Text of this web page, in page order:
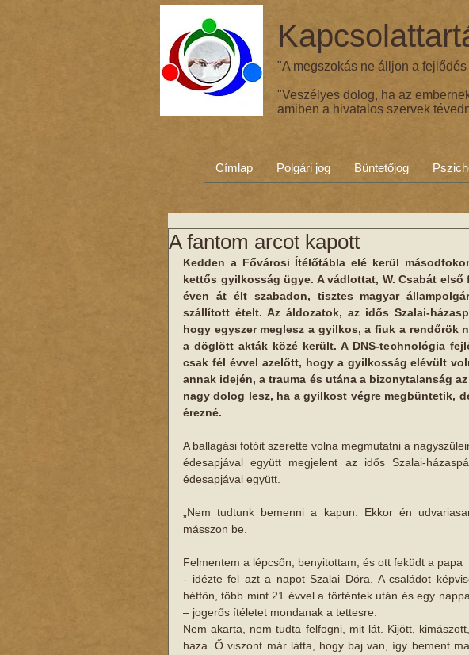
"A megszokás ne álljon a
"Veszélyes dolog, ha az
amiben a hivatalos szervek
Címlap Polgári jog Büntetőjog
A fantom arcot kapott
Kedden a Fővárosi Ítélőtábla elé kerül
kettős gyilkosság ügye. A vádlottat, W. Csabát
éven át élt szabadon, tisztes magyar
szállított ételt. Az áldozatok, az idős Szalai-
hogy egyszer meglesz a gyilkos, a fiuk a rendőrök
a döglött akták közé került. A DNS-technológia
csak fél évvel azelőtt, hogy a gyilkosság elévült
annak idején, a trauma és utána a bizonytalanság
nagy dolog lesz, ha a gyilkost végre megbüntetik,
érezné.
A ballagási fotóit szerette volna megmutatni a
édesapjával együtt megjelent az idős Szalai-
édesapjával együtt.
„Nem tudtunk bemenni a kapun. Ekkor én
másszon be.
Felmentem a lépcsőn, benyitottam, és ott feküdt a papa
- idézte fel azt a napot Szalai Dóra. A családot
hétfőn, több mint 21 évvel a történtek után és egy
– jogerős ítéletet mondanak a tettesre.
Nem akarta, nem tudta felfogni, mit lát. Kijött,
haza. Ő viszont már látta, hogy baj van, így bement